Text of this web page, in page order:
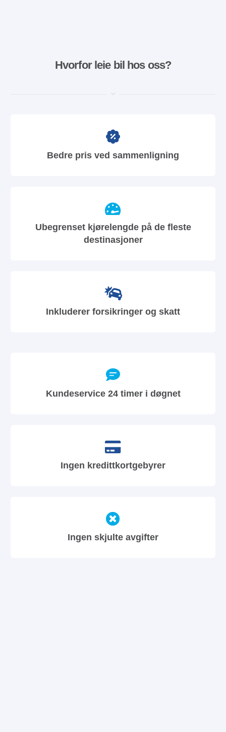
Hvorfor leie bil hos oss?
Bedre pris ved sammenligning
Ubegrenset kjørelengde på de fleste
destinasjoner
Inkluderer forsikringer og skatt
Kundeservice 24 timer i døgnet
Ingen kredittkortgebyrer
Ingen skjulte avgifter